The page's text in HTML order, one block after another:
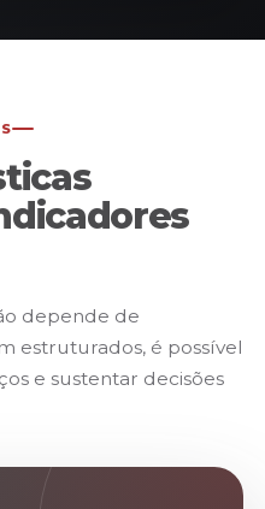
depende de
estruturados, é possível
e sustentar decisões